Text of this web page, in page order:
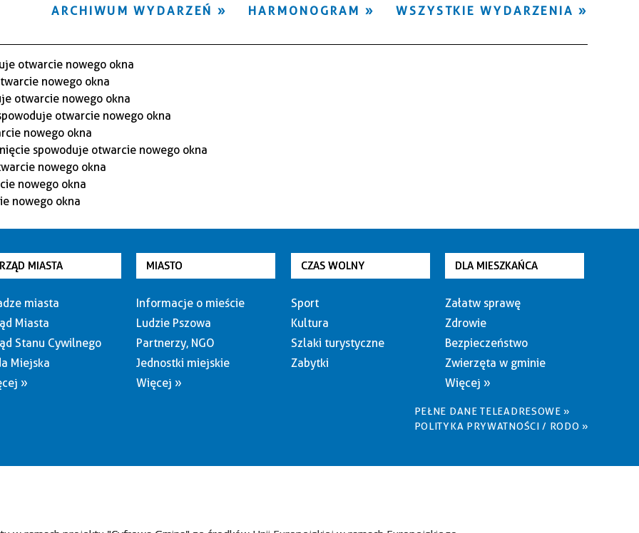
Miejsce
WSZYSTKIE WYDARZENIA
HARMONOGRAM
ARCHIWUM WYDARZEŃ
MIASTA
miasta
Miasta
Stanu Cywilnego
Miejska
»
MIASTO
Informacje o mieście
Ludzie Pszowa
Partnerzy, NGO
Jednostki miejskie
Więcej »
CZAS WOLNY
Sport
Kultura
Szlaki turystyczne
Zabytki
DLA MIESZKAŃCA
Załatw sprawę
Zdrowie
Bezpieczeństwo
Zwierzęta w gminie
Więcej »
PEŁNE DANE TELEADRESOWE »
POLITYKA PRYWATNOŚCI / RODO »